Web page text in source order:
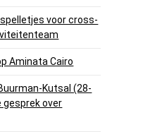
voor cross-
Aminata Cairo
Kutsal (28-
gesprek over